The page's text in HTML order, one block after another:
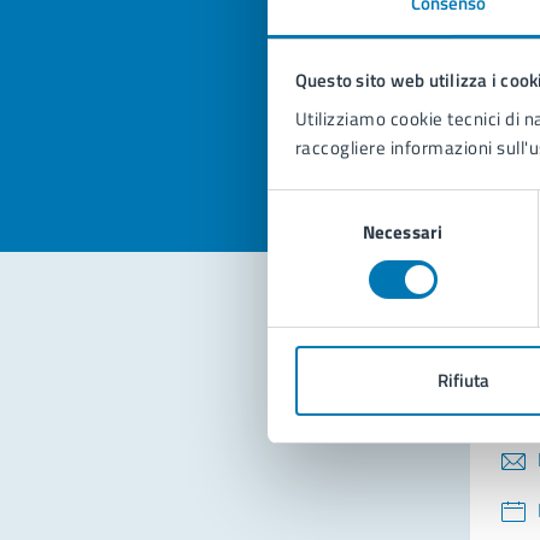
Questo sito web utilizza i
Utilizziamo cookie tecnici di
raccogliere informazioni
consenso
Necessari
Rifiuta